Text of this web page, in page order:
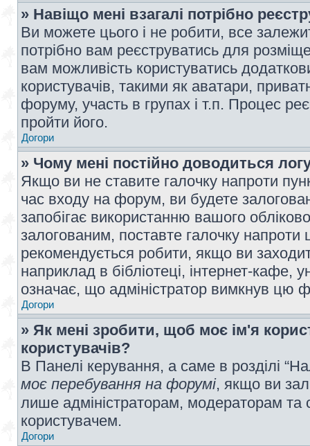
» Навіщо мені взагалі потрібно
Ви можете цього і не робити, все
потрібно вам реєструватись для
вам можливість користуватись
користувачів, такими як аватари,
форуму, участь в групах і т.п. Процес
пройти його.
Догори
» Чому мені постійно доводиться
Якщо ви не ставите галочку напроти
час входу на форум, ви будете
запобігає використанню вашого
залогованим, поставте галочку
рекомендується робити, якщо ви
наприклад в бібліотеці, інтернет-кафе,
означає, що адміністратор вимкнув цю
Догори
» Як мені зробити, щоб моє ім'я
користувачів?
В Панелі керування, а саме в розділі
моє перебування на форумі, якщо ви
лише адміністраторам, модераторам
користувачем.
Догори